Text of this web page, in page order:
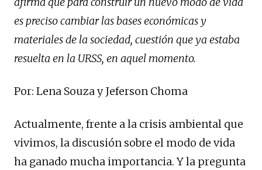
es preciso cambiar las bases económicas y
materiales de la sociedad, cuestión que ya estaba
resuelta en la URSS, en aquel momento.
Por: Lena Souza y Jeferson Choma
Actualmente, frente a la crisis ambiental que
vivimos, la discusión sobre el modo de vida
ha ganado mucha importancia. Y la pregunta